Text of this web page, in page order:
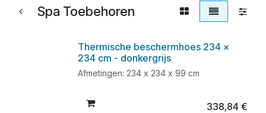
Spa Toebehoren
Thermische beschermhoes 234 x
234 cm - donkergrijs
Afmetingen: 234 x 234 x 99 cm
338,84 €